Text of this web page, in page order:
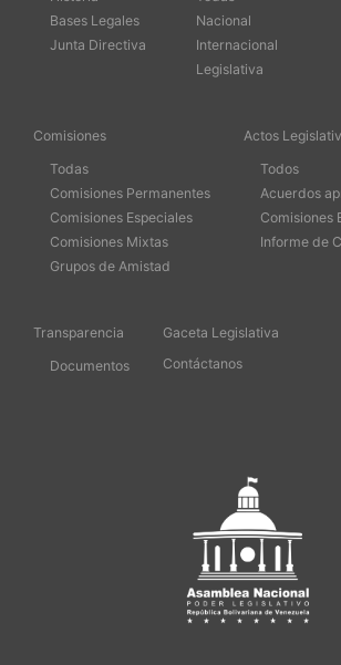
Bases Legales
Junta Directiva
Nacional
Internacional
Legislativa
Comisiones
Todas
Comisiones Permanentes
Comisiones Especiales
Comisiones Mixtas
Grupos de Amistad
Actos
Todos
Acuerdos
Comisiones
Informe de
Transparencia
Documentos
Gaceta Legislativa
Contáctanos